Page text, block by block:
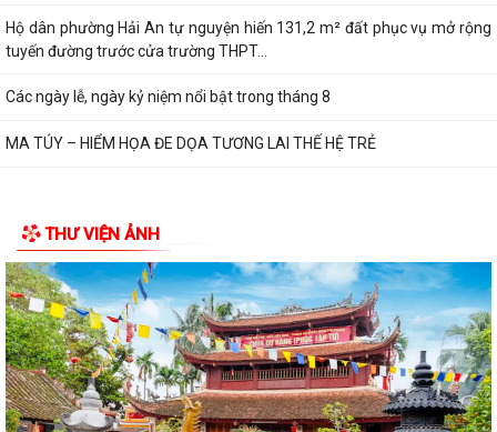
Hộ dân phường Hải An tự nguyện hiến 131,2 m² đất phục vụ mở rộng
tuyến đường trước cửa trường THPT...
Các ngày lễ, ngày kỷ niệm nổi bật trong tháng 8
MA TÚY – HIỂM HỌA ĐE DỌA TƯƠNG LAI THẾ HỆ TRẺ
THƯ VIỆN ẢNH